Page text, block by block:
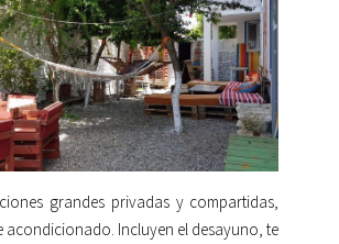
grandes privadas y compartidas,
acondicionado. Incluyen el desayuno, te